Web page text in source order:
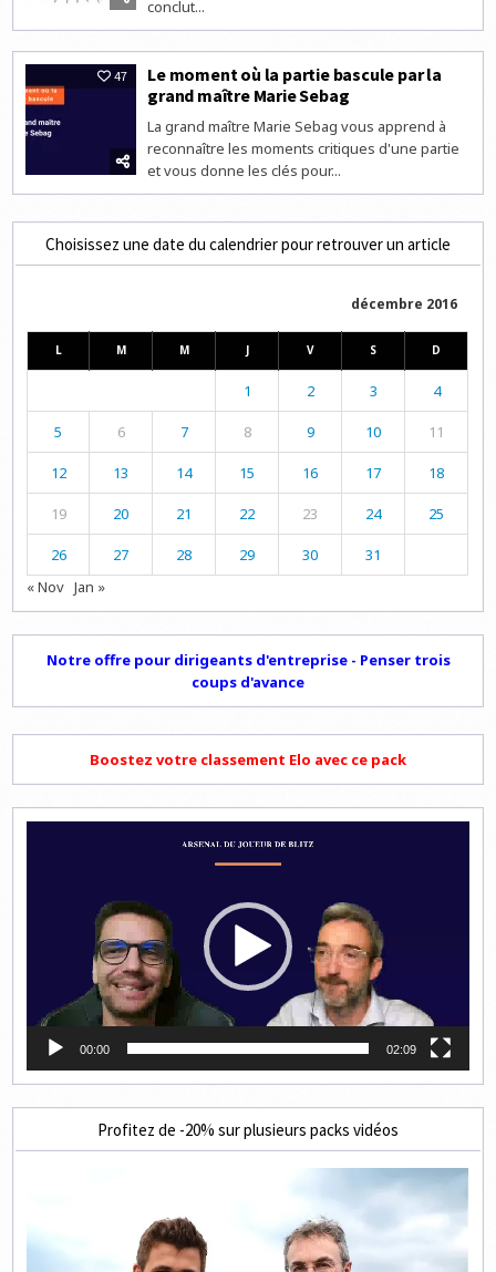
conclut...
47
Le moment où la partie bascule par la
grand maître Marie Sebag
La grand maître Marie Sebag vous apprend à
reconnaître les moments critiques d'une partie
et vous donne les clés pour...
Choisissez une date du calendrier pour retrouver un article
décembre 2016
L M M J V S D
1 2 3 4
5 6 7 8 9 10 11
12 13 14 15 16 17 18
19 20 21 22 23 24 25
26 27 28 29 30
31
« Nov Jan »
Notre offre pour dirigeants d'entreprise - Penser trois
coups d'avance
Boostez votre classement Elo avec ce pack
00:00 02:09
Profitez de -20% sur plusieurs packs vidéos